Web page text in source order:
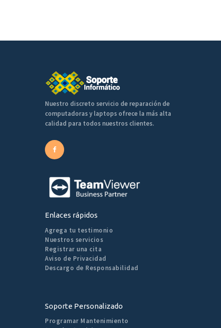
Nuestro discreto servicio de reparación de
computadoras y laptops ofrece la más alta
calidad para todos nuestros clientes.
Enlaces rápidos
Agrega tu testimonio
Nuestros servicios
Registrar una cita
Aviso de Privacidad
Descargo de Responsabilidad
Soporte Personalizado
Programar Mantenimiento